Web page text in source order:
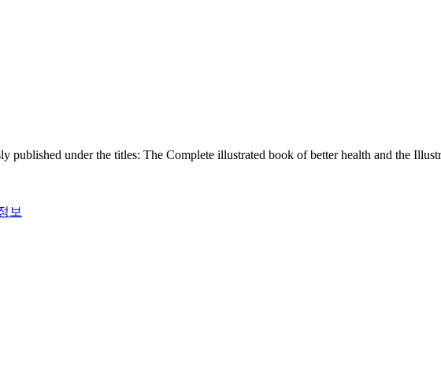
published under the titles: The Complete illustrated book of better health and the
보